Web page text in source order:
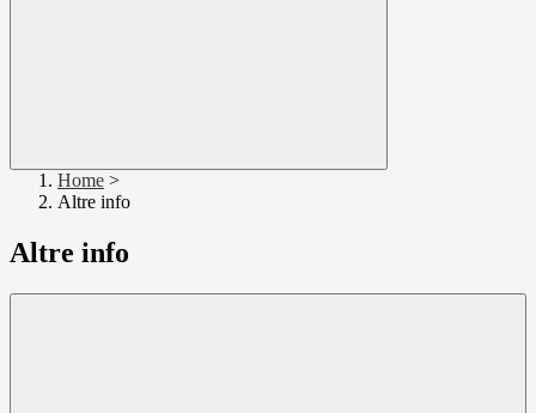
Home >
Altre info
Altre info